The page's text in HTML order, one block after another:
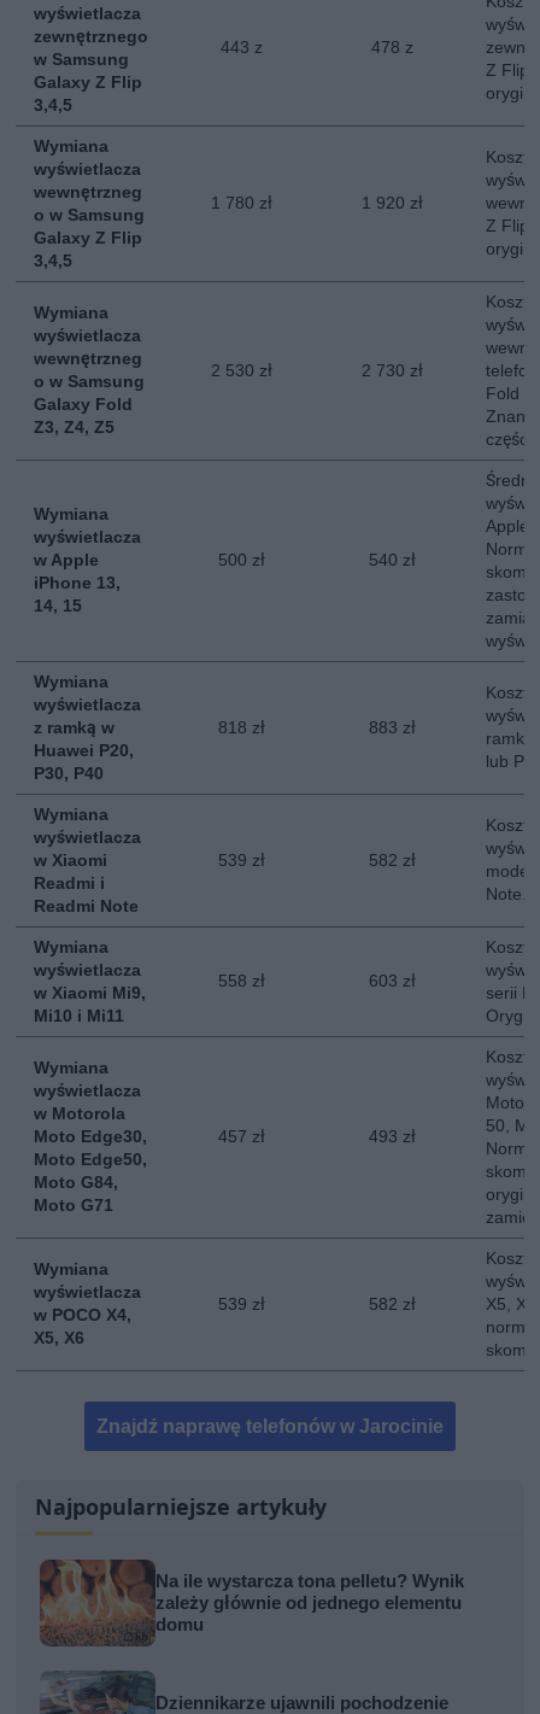
wyświetlacza
zewnętrznego
w Samsung
Galaxy Z Flip
3,4,5
443 z 478 z
Z Flip
Wymiana
wyświetlacza
wewnętrzneg
o w Samsung
Galaxy Z Flip
3,4,5
1 780 zł 1 920 zł
Koszt
Z Flip
Wymiana
wyświetlacza
wewnętrzneg
o w Samsung
Galaxy Fold
Z3, Z4, Z5
2 530 zł 2 730 zł
Koszt
Fold
Znany
części.
Wymiana
wyświetlacza
w Apple
iPhone 13,
14, 15
500 zł 540 zł
Średni
Apple
Wymiana
wyświetlacza
z ramką w
Huawei P20,
P30, P40
818 zł 883 zł
Koszt
ramką
lub
Wymiana
wyświetlacza
w Xiaomi
Readmi i
Readmi Note
539 zł 582 zł
Koszt
Note.
Wymiana
wyświetlacza
w Xiaomi Mi9,
Mi10 i Mi11
558 zł 603 zł
Koszt
serii
Wymiana
wyświetlacza
w Motorola
Moto Edge30,
Moto Edge50,
Moto G84,
Moto G71
457 zł 493 zł
Koszt
Moto
50,
Wymiana
wyświetlacza
w POCO X4,
X5, X6
539 zł 582 zł
Koszt
X5,
Znajdź naprawę telefonów w Jarocinie
Najpopularniejsze artykuły
Na ile wystarcza tona pelletu? Wynik
zależy głównie od jednego elementu
domu
Dziennikarze ujawnili pochodzenie